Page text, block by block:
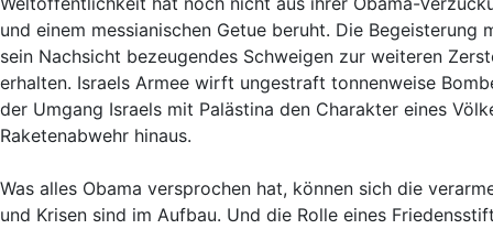
und einem messianischen Getue beruht. Die
sein Nachsicht bezeugendes Schweigen zur weiteren
erhalten. Israels Armee wirft ungestraft tonnenweise
der Umgang Israels mit Palästina den Charakter eines
Raketenabwehr hinaus.
Was alles Obama versprochen hat, können sich die
und Krisen sind im Aufbau. Und die Rolle eines